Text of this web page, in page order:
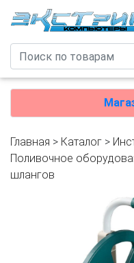
Главная > Каталог >
Поливочное
шлангов